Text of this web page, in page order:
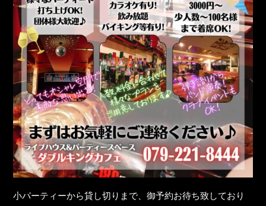
小パーティーから貸し切りまで、御予約お待ち致しており